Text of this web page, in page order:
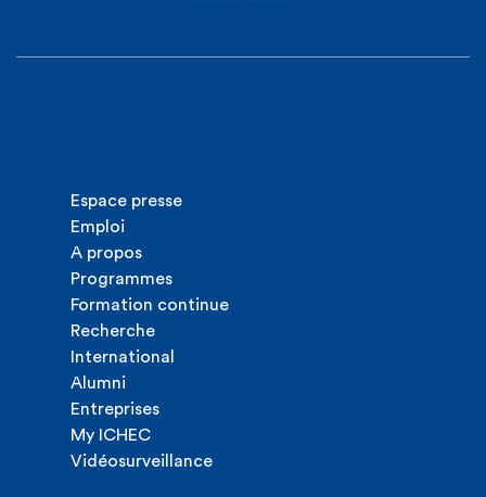
Espace presse
Emploi
A propos
Programmes
Formation continue
Recherche
International
Alumni
Entreprises
My ICHEC
Vidéosurveillance